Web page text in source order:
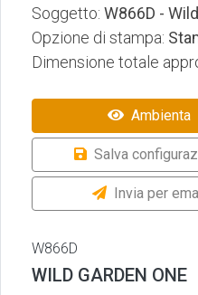
Soggetto: W866D -
Opzione di stampa:
Dimensione totale
Ambienta
Salva
Invia per
W866D
WILD GARDEN ONE